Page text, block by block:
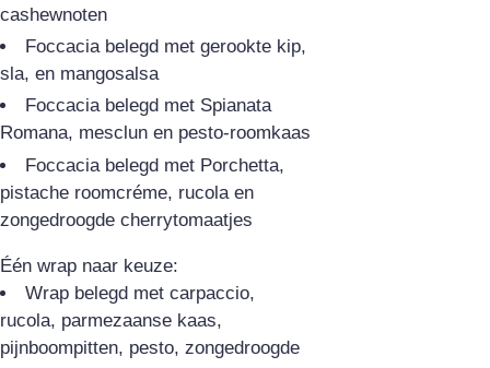
cashewnoten
Foccacia belegd met gerookte kip,
sla, en mangosalsa
Foccacia belegd met Spianata
Romana, mesclun en pesto-roomkaas
Foccacia belegd met Porchetta,
pistache roomcréme, rucola en
zongedroogde cherrytomaatjes
Één wrap naar keuze:
Wrap belegd met carpaccio,
rucola, parmezaanse kaas,
pijnboompitten, pesto, zongedroogde